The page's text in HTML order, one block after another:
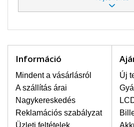
pótalkatrész a legjobb
legyen. A kép és szöveg
laptoppal legnagyobb
bekövetkezett
mechanikai sérüléseket lehet
mint pl. széttört vagy
Továbbá még a függőleges
kijelző sötétségét,
egyenetlen fényességét.
Információ
Mindent a vásárlásról
A szállítás árai
Nagykereskedés
Reklamációs szabályzat
Üzleti feltételek
Új